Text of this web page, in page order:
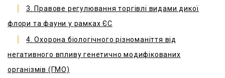
3. Правове регулювання торгівлі видами дикої
флори та фауни у рамках ЄС
4. Охорона біологічного різноманіття від
негативного впливу генетично модифікованих
організмів (ГМО)